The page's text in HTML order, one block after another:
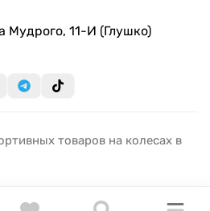
Мудрого, 11-И (Глушко)
товаров на колесах в